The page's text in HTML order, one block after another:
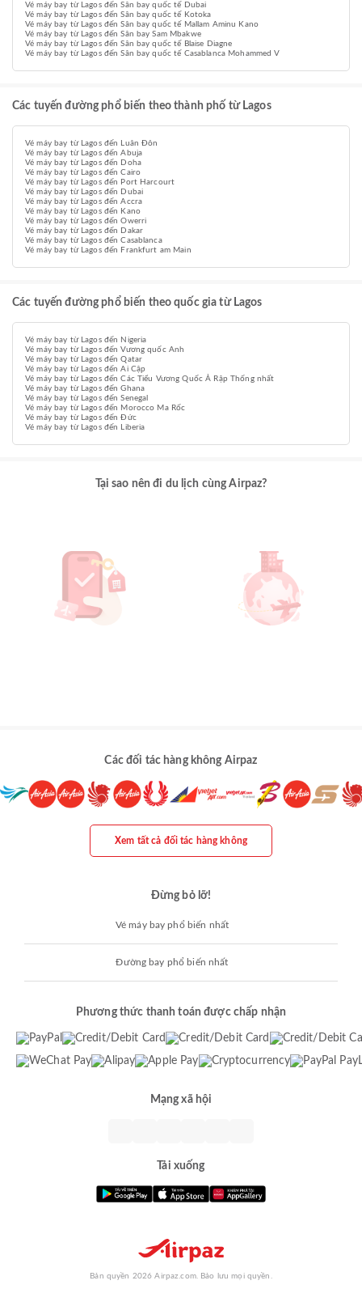
Vé máy bay từ Lagos đến Sân bay quốc tế Dubai
Vé máy bay từ Lagos đến Sân bay quốc tế Kotoka
Vé máy bay từ Lagos đến Sân bay quốc tế Mallam Aminu Kano
Vé máy bay từ Lagos đến Sân bay Sam Mbakwe
Vé máy bay từ Lagos đến Sân bay quốc tế Blaise Diagne
Vé máy bay từ Lagos đến Sân bay quốc tế Casablanca Mohammed V
Các tuyến đường phổ biến theo thành phố từ Lagos
Vé máy bay từ Lagos đến Luân Đôn
Vé máy bay từ Lagos đến Abuja
Vé máy bay từ Lagos đến Doha
Vé máy bay từ Lagos đến Cairo
Vé máy bay từ Lagos đến Port Harcourt
Vé máy bay từ Lagos đến Dubai
Vé máy bay từ Lagos đến Accra
Vé máy bay từ Lagos đến Kano
Vé máy bay từ Lagos đến Owerri
Vé máy bay từ Lagos đến Dakar
Vé máy bay từ Lagos đến Casablanca
Vé máy bay từ Lagos đến Frankfurt am Main
Các tuyến đường phổ biến theo quốc gia từ Lagos
Vé máy bay từ Lagos đến Nigeria
Vé máy bay từ Lagos đến Vương quốc Anh
Vé máy bay từ Lagos đến Qatar
Vé máy bay từ Lagos đến Ai Cập
Vé máy bay từ Lagos đến Các Tiểu Vương Quốc Ả Rập Thống nhất
Vé máy bay từ Lagos đến Ghana
Vé máy bay từ Lagos đến Senegal
Vé máy bay từ Lagos đến Morocco Ma Rốc
Vé máy bay từ Lagos đến Đức
Vé máy bay từ Lagos đến Liberia
Tại sao nên đi du lịch cùng Airpaz?
Các đối tác hàng không Airpaz
Xem tất cả đối tác hàng không
Đừng bỏ lỡ!
Vé máy bay phổ biến nhất
Đường bay phổ biến nhất
Phương thức thanh toán được chấp nhận
Mạng xã hội
Tải xuống
Bản quyền 2026 Airpaz.com. Bảo lưu mọi quyền.